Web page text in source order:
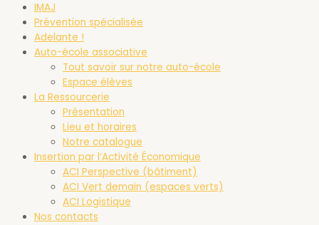
IMAJ
Prévention spécialisée
Adelante !
Auto-école associative
Tout savoir sur notre auto-école
Espace élèves
La Ressourcerie
Présentation
Lieu et horaires
Notre catalogue
Insertion par l’Activité Économique
ACI Perspective (bâtiment)
ACI Vert demain (espaces verts)
ACI Logistique
Nos contacts